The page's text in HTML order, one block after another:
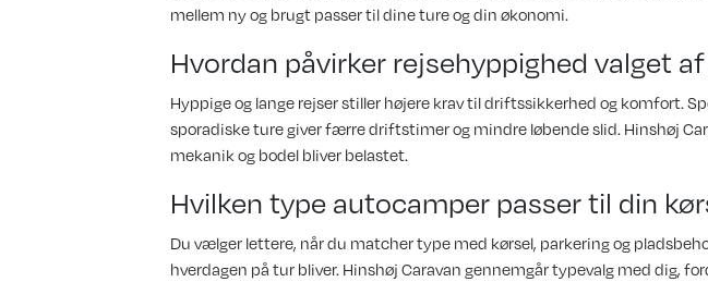
mellem ny og brugt passer til dine ture og din økonomi.
Hvordan påvirker rejsehyppighed valget
Hyppige og lange rejser stiller højere krav til driftssikkerhed og komfort.
sporadiske ture giver færre driftstimer og mindre løbende slid. Hinshøj
mekanik og bodel bliver belastet.
Hvilken type autocamper passer til din
Du vælger lettere, når du matcher type med kørsel, parkering og
hverdagen på tur bliver. Hinshøj Caravan gennemgår typevalg med dig,